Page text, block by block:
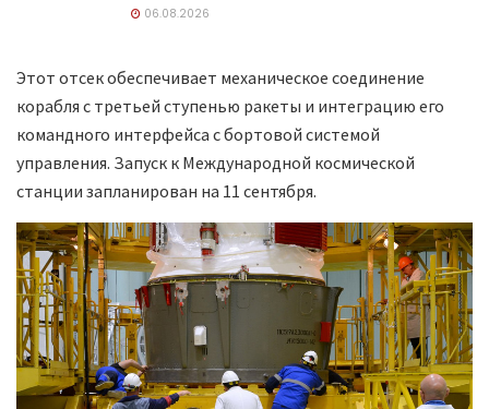
06.08.2026
Этот отсек обеспечивает механическое соединение
корабля с третьей ступенью ракеты и интеграцию его
командного интерфейса с бортовой системой
управления. Запуск к Международной космической
станции запланирован на 11 сентября.